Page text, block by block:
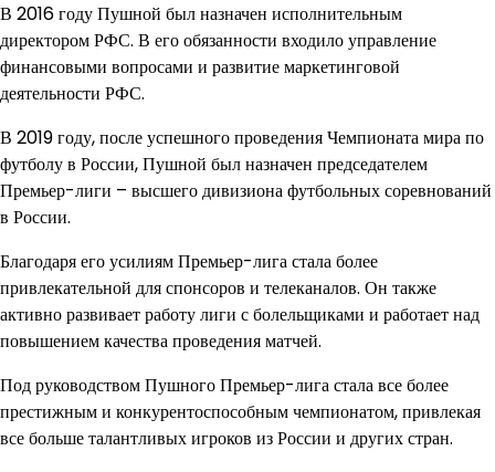
В 2016 году Пушной был назначен исполнительным
директором РФС. В его обязанности входило управление
финансовыми вопросами и развитие маркетинговой
деятельности РФС.
В 2019 году, после успешного проведения Чемпионата мира по
футболу в России, Пушной был назначен председателем
Премьер-лиги – высшего дивизиона футбольных соревнований
в России.
Благодаря его усилиям Премьер-лига стала более
привлекательной для спонсоров и телеканалов. Он также
активно развивает работу лиги с болельщиками и работает над
повышением качества проведения матчей.
Под руководством Пушного Премьер-лига стала все более
престижным и конкурентоспособным чемпионатом, привлекая
все больше талантливых игроков из России и других стран.